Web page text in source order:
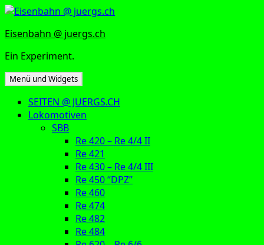
Zum
springen
Eisenbahn @ juergs.ch
Ein Experiment.
Menü und Widgets
SEITEN @ JUERGS.CH
Lokomotiven
SBB
Re 420 – Re 4/4 II
Re 421
Re 430 – Re 4/4 III
Re 450 “DPZ”
Re 460
Re 474
Re 482
Re 484